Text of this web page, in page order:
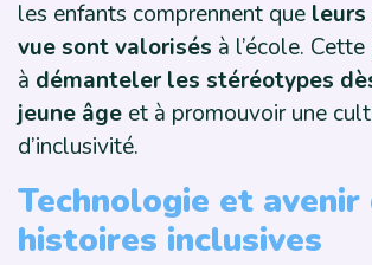
les enfants comprennent que leurs
vue sont valorisés à l’école.
à démanteler les stéréotypes
jeune âge et à promouvoir une
d’inclusivité.
Technologie et avenir
histoires inclusives